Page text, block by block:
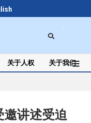
关于人权 关于我们
邀讲述受迫